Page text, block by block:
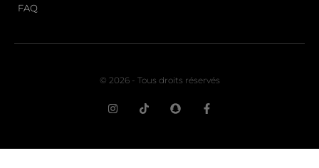
FAQ
© 2026 - Tous droits réservés